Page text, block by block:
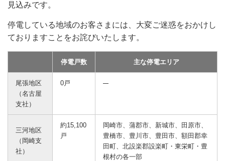
見込みです。
停電している地域のお客さまには、大変ご迷惑をおかけし
ておりますことをお詫びいたします。
停電戸数 主な停電エリア
尾張地区
（名古屋
支社）
0戸
三河地区
（岡崎支
社）
約15,100
戸
岡崎市、蒲郡市、新城市、田原市、
豊橋市、豊川市、豊田市、額田郡幸
田町、北設楽郡設楽町・東栄町・豊
根村の各一部